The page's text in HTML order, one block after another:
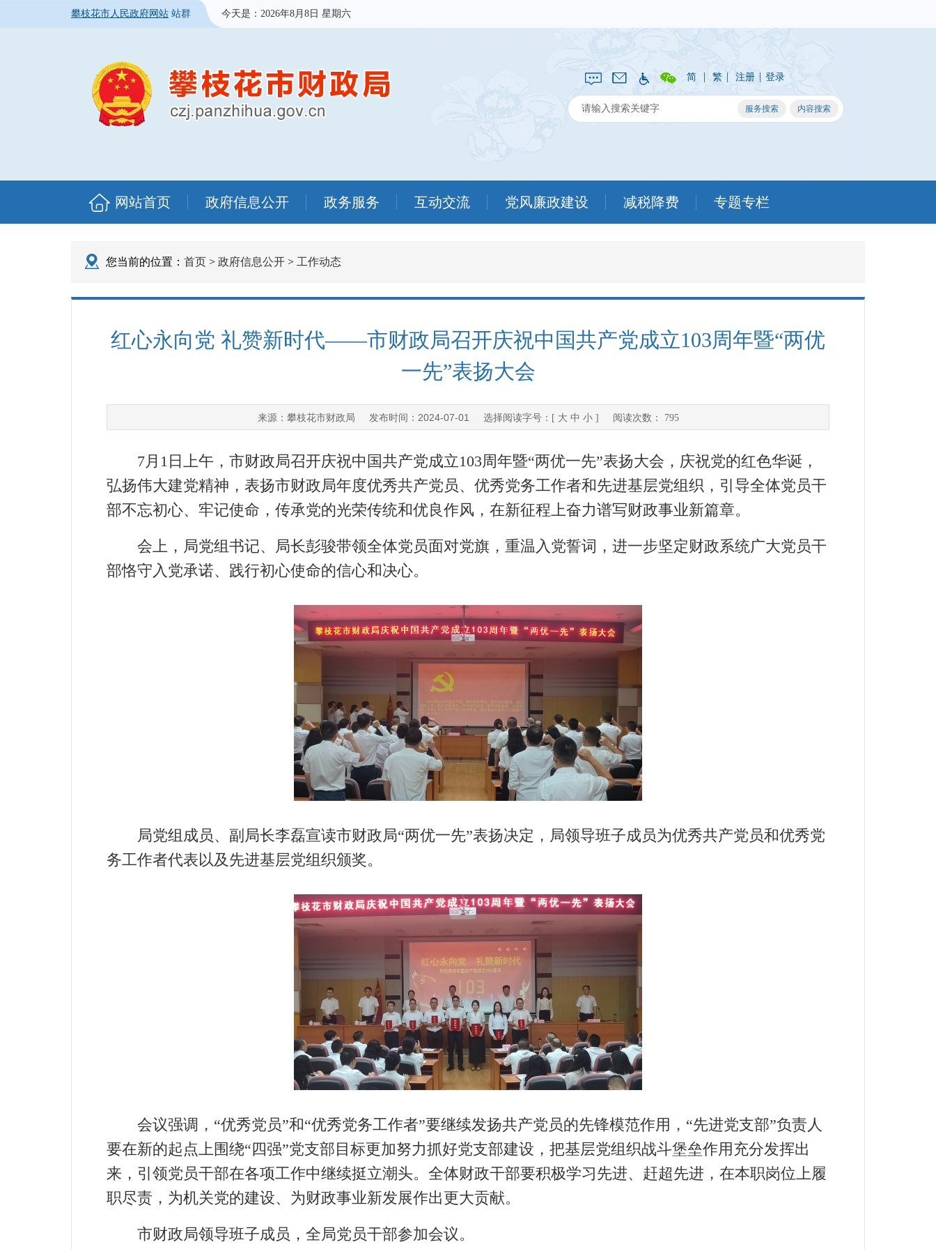
攀枝花市人民政府网站 站群 今天是： 2026年8月8日 星期六
简 | 繁 | 注册 | 登录
网站首页 政府信息公开 政务服务 互动交流 党风廉政建设 减税降费 专题专栏
您当前的位置： 首页 > 政府信息公开 > 工作动态
红心永向党 礼赞新时代——市财政局召开庆祝中国共产党成立103周年暨“两优
一先”表扬大会
来源： 攀枝花市财政局 发布时间： 2024-07-01 选择阅读字号：[ 大 中 小] 阅读次数： 795
7月1日上午，市财政局召开庆祝中国共产党成立103周年暨“两优一先”表扬大会，庆祝党的红色华诞，
弘扬伟大建党精神，表扬市财政局年度优秀共产党员、优秀党务工作者和先进基层党组织，引导全体党员干
部不忘初心、牢记使命，传承党的光荣传统和优良作风，在新征程上奋力谱写财政事业新篇章。
会上，局党组书记、局长彭骏带领全体党员面对党旗，重温入党誓词，进一步坚定财政系统广大党员干
部恪守入党承诺、践行初心使命的信心和决心。
局党组成员、副局长李磊宣读市财政局“两优一先”表扬决定，局领导班子成员为优秀共产党员和优秀党
务工作者代表以及先进基层党组织颁奖。
会议强调，“优秀党员”和“优秀党务工作者”要继续发扬共产党员的先锋模范作用，“先进党支部”负责人
要在新的起点上围绕“四强”党支部目标更加努力抓好党支部建设，把基层党组织战斗堡垒作用充分发挥出
来，引领党员干部在各项工作中继续挺立潮头。全体财政干部要积极学习先进、赶超先进，在本职岗位上履
职尽责，为机关党的建设、为财政事业新发展作出更大贡献。
市财政局领导班子成员，全局党员干部参加会议。